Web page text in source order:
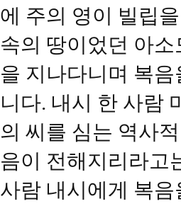
에 주의 영이 빌립
속의 땅이었던 아
을 지나다니며 복
니다. 내시 한 사람
의 씨를 심는 역사
음이 전해지리라고
사람 내시에게 복